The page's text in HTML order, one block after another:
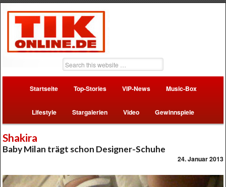
Startseite Top-Stories VIP-News Music-Box
Lifestyle Stargalerien Video Gewinnspiele
Shakira
Baby Milan trägt schon Designer-Schuhe
24. Januar 2013